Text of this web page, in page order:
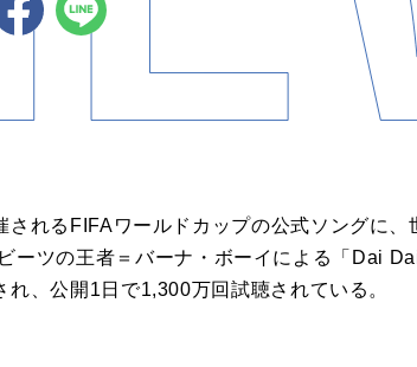
されるFIFAワールドカップの公式ソングに
ーツの王者＝バーナ・ボーイによる「Dai
れ、公開1日で1,300万回試聴されている。